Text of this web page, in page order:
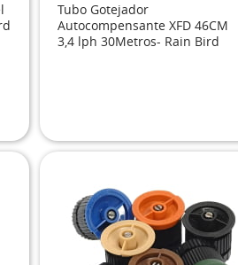
Tubo Gotejador
Autocompensante XFD 46CM
3,4 lph 30Metros- Rain Bird